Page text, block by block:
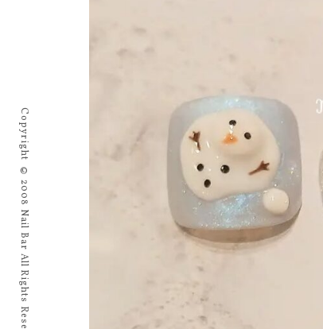
Copyright © 2008 Nail Bar All Rights Reserved